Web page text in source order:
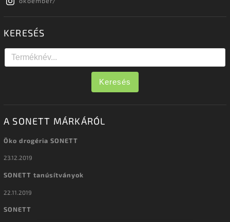
KERESÉS
Keresés
A SONETT MÁRKÁRÓL
Öko drogéria SONETT
23.12.2019
SONETT tanúsítványok
22.11.2019
SONETT